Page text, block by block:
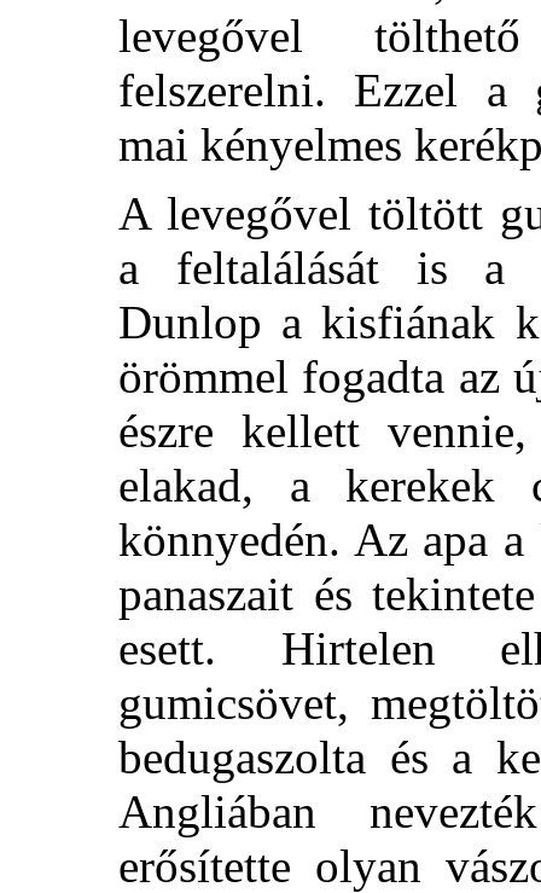
levegővel
felszerelni. Ezzel a
mai kényelmes
A levegővel töltött
a feltalálását is a
Dunlop a kisfiának
örömmel fogadta az
észre kellett
elakad, a kerekek
könnyedén. Az apa
panaszait és
esett. Hirtelen
gumicsövet,
bedugaszolta és a
Angliában
erősítette olyan